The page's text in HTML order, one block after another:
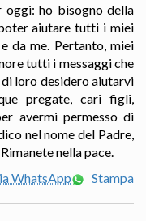
oggi: ho bisogno della
aiutare tutti i miei
da me. Pertanto, miei
tutti i messaggi che
loro desidero aiutarvi
pregate, cari figli,
avermi permesso di
nel nome del Padre,
nella pace.
WhatsApp
Stampa